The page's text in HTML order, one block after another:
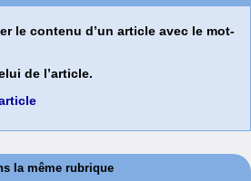
le contenu d’un article avec le mot-
de l’article.
la même rubrique